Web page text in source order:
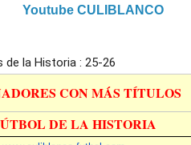
Youtube CULIBLANCO